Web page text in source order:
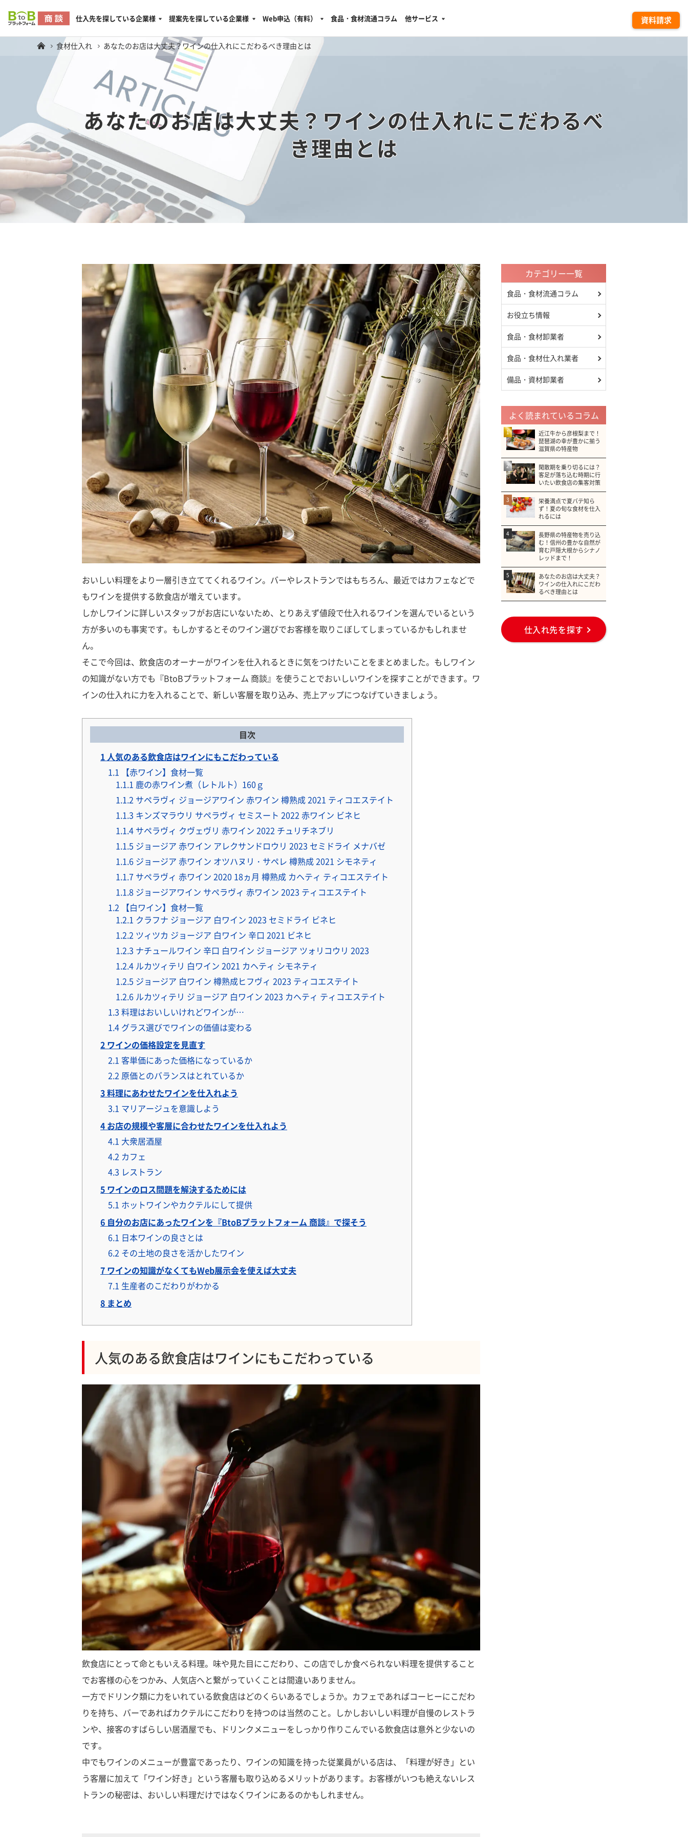
資料請求
仕入先を探している企業様 提案先を探している企業様 Web申込（有料） 食品・食材流通コラム 他サービス
食材仕入れ あなたのお店は大丈夫？ワインの仕入れにこだわるべき理由とは
あなたのお店は大丈夫？ワインの仕入れにこだわるべ
き理由とは
おいしい料理をより一層引き立ててくれるワイン。バーやレストランではもちろん、最近ではカフェなどで
もワインを提供する飲食店が増えています。
しかしワインに詳しいスタッフがお店にいないため、とりあえず値段で仕入れるワインを選んでいるという
方が多いのも事実です。もしかするとそのワイン選びでお客様を取りこぼしてしまっているかもしれませ
ん。
そこで今回は、飲食店のオーナーがワインを仕入れるときに気をつけたいことをまとめました。もしワイン
の知識がない方でも『BtoBプラットフォーム 商談』を使うことでおいしいワインを探すことができます。ワ
インの仕入れに力を入れることで、新しい客層を取り込み、売上アップにつなげていきましょう。
目次
1 人気のある飲食店はワインにもこだわっている
1.1 【赤ワイン】食材一覧
1.1.1 鹿の赤ワイン煮（レトルト）160ｇ
1.1.2 サペラヴィ ジョージアワイン 赤ワイン 樽熟成 2021 ティコエステイト
1.1.3 キンズマラウリ サペラヴィ セミスート 2022 赤ワイン ビネヒ
1.1.4 サペラヴィ クヴェヴリ 赤ワイン 2022 チュリチネブリ
1.1.5 ジョージア 赤ワイン アレクサンドロウリ 2023 セミドライ メナバゼ
1.1.6 ジョージア 赤ワイン オツハヌリ・サペレ 樽熟成 2021 シモネティ
1.1.7 サペラヴィ 赤ワイン 2020 18ヵ月 樽熟成 カヘティ ティコエステイト
1.1.8 ジョージアワイン サペラヴィ 赤ワイン 2023 ティコエステイト
1.2 【白ワイン】食材一覧
1.2.1 クラフナ ジョージア 白ワイン 2023 セミドライ ビネヒ
1.2.2 ツィツカ ジョージア 白ワイン 辛口 2021 ビネヒ
1.2.3 ナチュールワイン 辛口 白ワイン ジョージア ツォリコウリ 2023
1.2.4 ルカツィテリ 白ワイン 2021 カヘティ シモネティ
1.2.5 ジョージア 白ワイン 樽熟成ヒフヴィ 2023 ティコエステイト
1.2.6 ルカツィテリ ジョージア 白ワイン 2023 カヘティ ティコエステイト
1.3 料理はおいしいけれどワインが…
1.4 グラス選びでワインの価値は変わる
2 ワインの価格設定を見直す
2.1 客単価にあった価格になっているか
2.2 原価とのバランスはとれているか
3料理にあわせたワインを仕入れよう
3.1 マリアージュを意識しよう
4 お店の規模や客層に合わせたワインを仕入れよう
4.1 大衆居酒屋
4.2 カフェ
4.3 レストラン
5 ワインのロス問題を解決するためには
5.1 ホットワインやカクテルにして提供
6 自分のお店にあったワインを『BtoBプラットフォーム 商談』で探そう
6.1 日本ワインの良さとは
6.2 その土地の良さを活かしたワイン
7 ワインの知識がなくてもWeb展示会を使えば大丈夫
7.1 生産者のこだわりがわかる
8 まとめ
人気のある飲食店はワインにもこだわっている
飲食店にとって命ともいえる料理。味や見た目にこだわり、この店でしか食べられない料理を提供すること
でお客様の心をつかみ、人気店へと繋がっていくことは間違いありません。
一方でドリンク類に力をいれている飲食店はどのくらいあるでしょうか。カフェであればコーヒーにこだわ
りを持ち、バーであればカクテルにこだわりを持つのは当然のこと。しかしおいしい料理が自慢のレストラ
ンや、接客のすばらしい居酒屋でも、ドリンクメニューをしっかり作りこんでいる飲食店は意外と少ないの
です。
中でもワインのメニューが豊富であったり、ワインの知識を持った従業員がいる店は、「料理が好き」とい
う客層に加えて「ワイン好き」という客層も取り込めるメリットがあります。お客様がいつも絶えないレス
トランの秘密は、おいしい料理だけではなくワインにあるのかもしれません。
カテゴリー一覧
食品・食材流通コラム
お役立ち情報
食品・食材卸業者
食品・食材仕入れ業者
備品・資材卸業者
よく読まれているコラム
1
近江牛から彦根梨まで！
琵琶湖の幸が豊かに揃う
滋賀県の特産物
2
閑散期を乗り切るには？
客足が落ち込む時期に行
いたい飲食店の集客対策
3
栄養満点で夏バテ知ら
ず！夏の旬な食材を仕入
れるには
4
長野県の特産物を売り込
む！信州の豊かな自然が
育む戸隠大根からシナノ
レッドまで！
5
あなたのお店は大丈夫？
ワインの仕入れにこだわ
るべき理由とは
仕入れ先を探す